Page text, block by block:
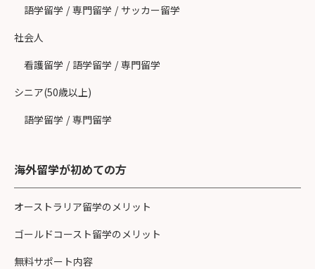
語学留学 / 専門留学 / サッカー留学
社会人
看護留学 / 語学留学 / 専門留学
シニア(50歳以上)
語学留学 / 専門留学
海外留学が初めての方
オーストラリア留学のメリット
ゴールドコースト留学のメリット
無料サポート内容